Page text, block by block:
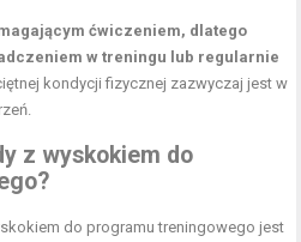
ćwiczeniem, dlatego
w treningu lub regularnie
kondycji fizycznej zazwyczaj jest w
z wyskokiem do
do programu treningowego jest